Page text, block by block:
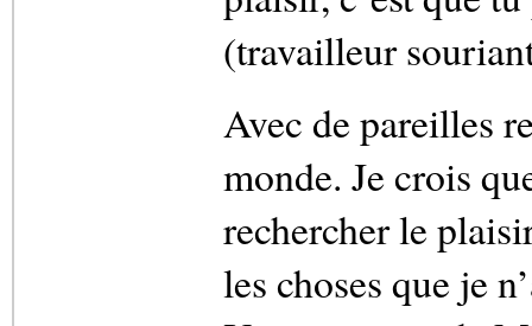
(travailleur
Avec de pareilles
monde. Je crois
rechercher le
les choses que je